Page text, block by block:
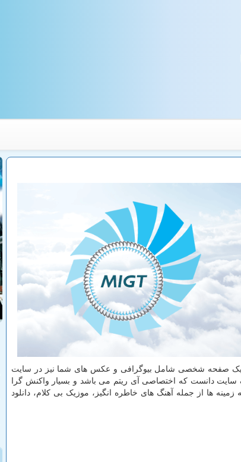
یک صفحه شخصی شامل بیوگرافی و عکس های شما نیز در سایت
دانست که اختصاصی آی ریتم می باشد و بسیار واکنش گرا
ها از جمله آهنگ های خاطره انگیز، موزیک بی کلام، دانلود